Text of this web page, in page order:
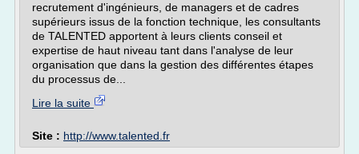
recrutement d'ingénieurs, de managers et de cadres
supérieurs issus de la fonction technique, les consultants
de TALENTED apportent à leurs clients conseil et
expertise de haut niveau tant dans l'analyse de leur
organisation que dans la gestion des différentes étapes
du processus de...
Lire la suite
Site : http://www.talented.fr